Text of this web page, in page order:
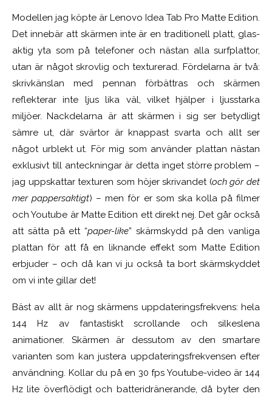
Modellen jag köpte är Lenovo Idea Tab Pro Matte Edition.
Det innebär att skärmen inte är en traditionell platt, glas-
aktig yta som på telefoner och nästan alla surfplattor,
utan är något skrovlig och texturerad. Fördelarna är två:
skrivkänslan med pennan förbättras och skärmen
reflekterar inte ljus lika väl, vilket hjälper i ljusstarka
miljöer. Nackdelarna är att skärmen i sig ser betydligt
sämre ut, där svärtor är knappast svarta och allt ser
något urblekt ut. För mig som använder plattan nästan
exklusivt till anteckningar är detta inget större problem –
jag uppskattar texturen som höjer skrivandet (och gör det
mer pappersaktigt) – men för er som ska kolla på filmer
och Youtube är Matte Edition ett direkt nej. Det går också
att sätta på ett “paper-like” skärmskydd på den vanliga
plattan för att få en liknande effekt som Matte Edition
erbjuder – och då kan vi ju också ta bort skärmskyddet
om vi inte gillar det!
Bäst av allt är nog skärmens uppdateringsfrekvens: hela
144 Hz av fantastiskt scrollande och silkeslena
animationer. Skärmen är dessutom av den smartare
varianten som kan justera uppdateringsfrekvensen efter
användning. Kollar du på en 30 fps Youtube-video är 144
Hz lite överflödigt och batteridränerande, då byter den